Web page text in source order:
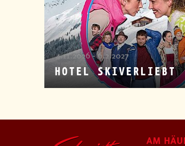
4.11.2026 - 6.2.2027
HOTEL SKIVERLIEBT
AM